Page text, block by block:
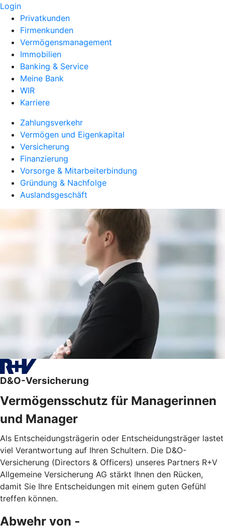
Login
Privatkunden
Firmenkunden
Vermögensmanagement
Immobilien
Banking & Service
Meine Bank
WIR
Karriere
Zahlungsverkehr
Vermögen und Eigenkapital
Versicherung
Finanzierung
Vorsorge & Mitarbeiterbindung
Gründung & Nachfolge
Auslandsgeschäft
D&O-Versicherung
Vermögensschutz für Managerinnen
und Manager
Als Entscheidungsträgerin oder Entscheidungsträger lastet
viel Verantwortung auf Ihren Schultern. Die D&O-
Versicherung (Directors & Officers) unseres Partners R+V
Allgemeine Versicherung AG stärkt Ihnen den Rücken,
damit Sie Ihre Entscheidungen mit einem guten Gefühl
treffen können.
Abwehr von ­